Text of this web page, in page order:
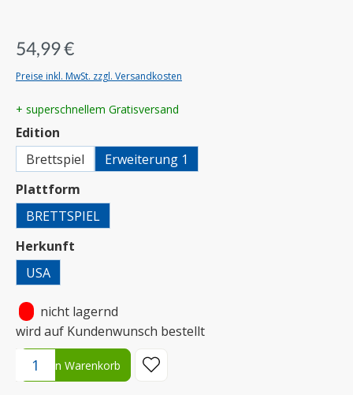
54,99 €
Preise inkl. MwSt. zzgl. Versandkosten
+ superschnellem Gratisversand
Edition
Brettspiel
Erweiterung 1
Plattform
BRETTSPIEL
Herkunft
USA
nicht lagernd
wird auf Kundenwunsch bestellt
Produkt Anzahl: Gib den gewünschten Wert ein oder benutze
In den Warenkorb